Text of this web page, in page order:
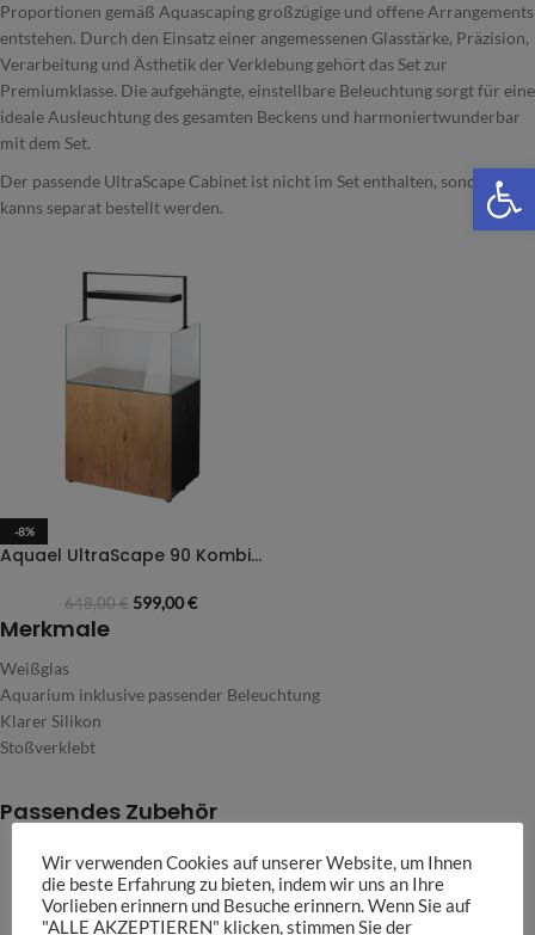
Proportionen gemäß Aquascaping großzügige und offene Arrangements
entstehen. Durch den Einsatz einer angemessenen Glasstärke, Präzision,
Verarbeitung und Ästhetik der Verklebung gehört das Set zur
Premiumklasse. Die aufgehängte, einstellbare Beleuchtung sorgt für eine
ideale Ausleuchtung des gesamten Beckens und harmoniertwunderbar
mit dem Set.
Der passende UltraScape Cabinet ist nicht im Set enthalten, sondern
kanns separat bestellt werden.
-8%
Aquael UltraScape 90 Kombination Aquariumset + Unterschrank
648,00€ 599,00€
Merkmale
Weißglas
Aquarium inklusive passender Beleuchtung
Klarer Silikon
Stoßverklebt
Passendes Zubehör
Wir verwenden Cookies auf unserer Website, um Ihnen
die beste Erfahrung zu bieten, indem wir uns an Ihre
Vorlieben erinnern und Besuche erinnern. Wenn Sie auf
"ALLE AKZEPTIEREN" klicken, stimmen Sie der